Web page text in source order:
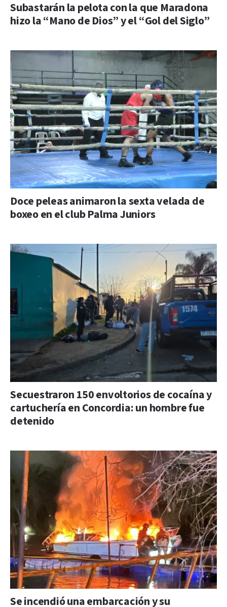
Subastarán la pelota con la que Maradona
hizo la “Mano de Dios” y el “Gol del Siglo”
Doce peleas animaron la sexta velada de
boxeo en el club Palma Juniors
Secuestraron 150 envoltorios de cocaína y
cartuchería en Concordia: un hombre fue
detenido
Se incendió una embarcación y su